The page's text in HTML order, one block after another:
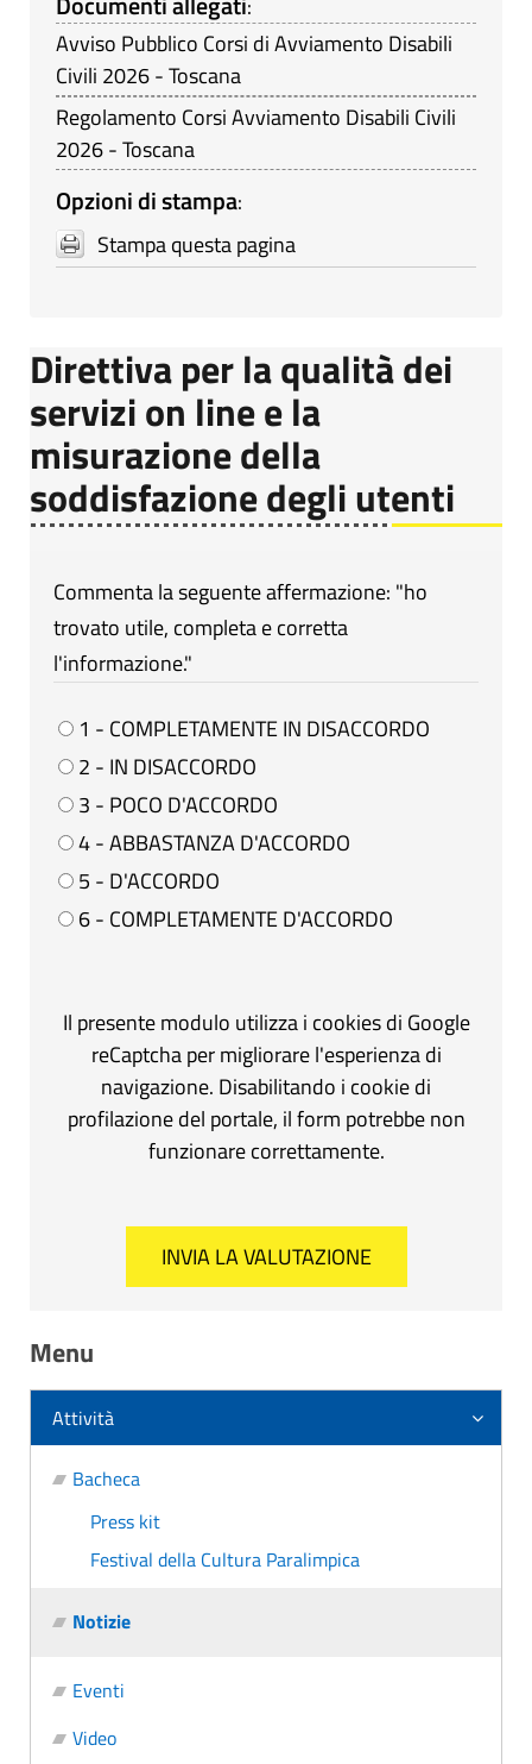
:
Avviso Pubblico Corsi di Avviamento Disabili
Civili 2026 - Toscana
Regolamento Corsi Avviamento Disabili Civili
2026 - Toscana
Opzioni di stampa:
Stampa questa pagina
Direttiva per la qualità dei
servizi on line e la
misurazione della
soddisfazione degli utenti
Commenta la seguente affermazione: "ho
trovato utile, completa e corretta
l'informazione."
1 - COMPLETAMENTE IN DISACCORDO
2 - IN DISACCORDO
3 - POCO D'ACCORDO
4 - ABBASTANZA D'ACCORDO
5 - D'ACCORDO
6 - COMPLETAMENTE D'ACCORDO
Il presente modulo utilizza i cookies di Google
reCaptcha per migliorare l'esperienza di
navigazione. Disabilitando i cookie di
profilazione del portale, il form potrebbe non
funzionare correttamente.
Menu
Attività
Bacheca
Press kit
Festival della Cultura Paralimpica
Notizie
Eventi
Video